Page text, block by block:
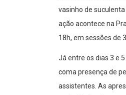
vasinho de
ação acontece na
18h, em sessões de
Já entre os dias 3 e
coma presença de
assistentes. As